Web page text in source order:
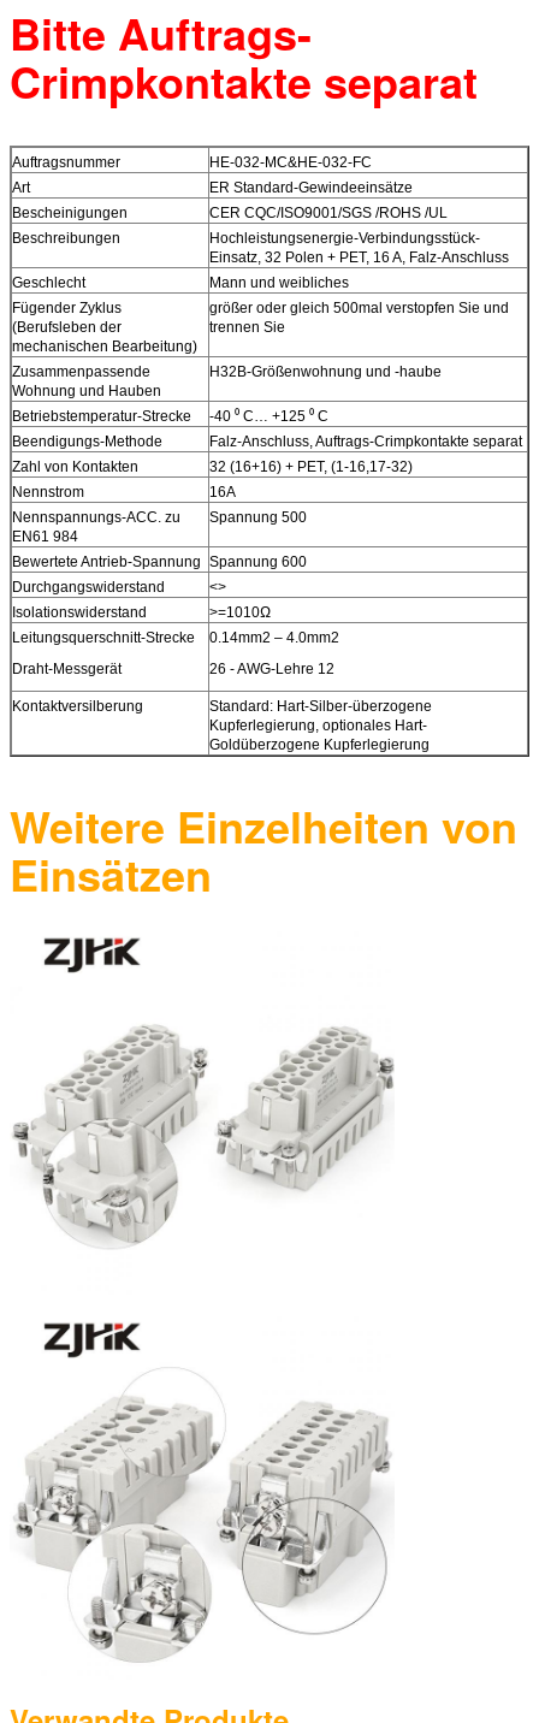
Bitte Auftrags-
Crimpkontakte separat
Auftragsnummer
HE-032-MC&HE-032-FC
Art
ER Standard-Gewindeeinsätze
Bescheinigungen
CER CQC/ISO9001/SGS /ROHS /UL
Beschreibungen
Hochleistungsenergie-Verbindungsstück-
Einsatz, 32 Polen + PET, 16 A, Falz-Anschluss
Geschlecht
Mann und weibliches
Fügender Zyklus
(Berufsleben der
mechanischen Bearbeitung)
größer oder gleich 500mal verstopfen Sie und
trennen Sie
Zusammenpassende
Wohnung und Hauben
H32B-Größenwohnung und -haube
Betriebstemperatur-Strecke
-40 ⁰ C… +125 ⁰ C
Beendigungs-Methode
Falz-Anschluss, Auftrags-Crimpkontakte separat
Zahl von Kontakten
32 (16+16) + PET, (1-16,17-32)
Nennstrom
16A
Nennspannungs-ACC. zu
EN61 984
Spannung 500
Bewertete Antrieb-Spannung Spannung 600
Durchgangswiderstand
<>
Isolationswiderstand
>=1010Ω
Leitungsquerschnitt-Strecke
Draht-Messgerät
0.14mm2 – 4.0mm2
26 - AWG-Lehre 12
Kontaktversilberung
Standard: Hart-Silber-überzogene
Kupferlegierung, optionales Hart-
Goldüberzogene Kupferlegierung
Weitere Einzelheiten von
Einsätzen